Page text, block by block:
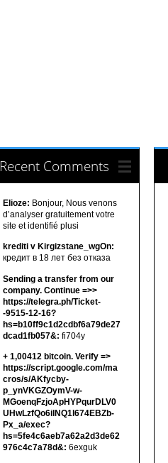
Recent Comments
Elioze: Bonjour, Nous venons
d’analyser gratuitement votre
site et identifié plusi
krediti v Kirgizstane_wgOn:
кредит в 18 лет без отказа
Sending a transfer from our
company. Continue =>>
https://telegra.ph/Ticket-
-9515-12-16?
hs=b10ff9c1d2cdbf6a79de27
dcad1fb057&: fi704y
+ 1,00412 bitсоin. Verify =>
https://script.google.com/ma
cros/s/AKfycby-
p_ynVKGZOymV-w-
MGoenqFzjoApHYPqurDLV0
UHwLzfQo6ilNQ1l674EBZb-
Px_a/exec?
hs=5fe4c6aeb7a62a2d3de62
976c4c7a78d&: 6exguk